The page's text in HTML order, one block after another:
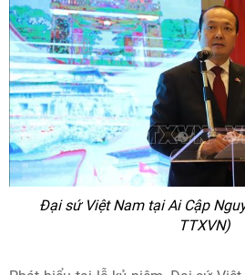
Đại sứ Việt Nam tại Ai Cập
TTXVN)